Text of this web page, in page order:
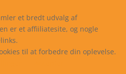
et bredt udvalg af
er et affiiliatesite, og nogle
til at forbedre din oplevelse.